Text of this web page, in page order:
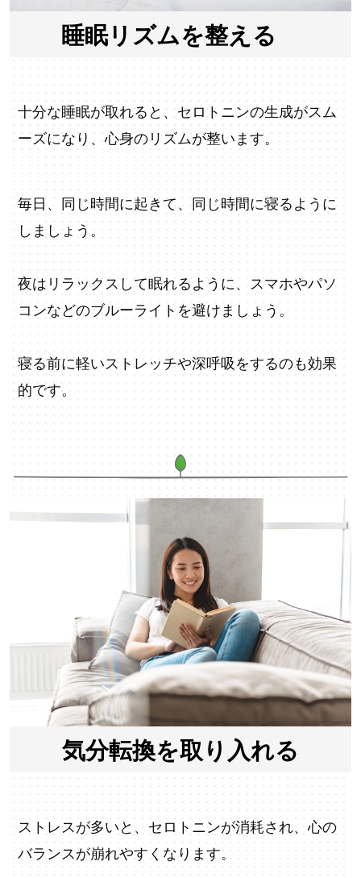
睡眠リズムを整える
十分な睡眠が取れると、セロトニンの生成がスム
ーズになり、心身のリズムが整います。
毎日、同じ時間に起きて、同じ時間に寝るように
しましょう。
夜はリラックスして眠れるように、スマホやパソ
コンなどのブルーライトを避けましょう。
寝る前に軽いストレッチや深呼吸をするのも効果
的です。
気分転換を取り入れる
ストレスが多いと、セロトニンが消耗され、心の
バランスが崩れやすくなります。